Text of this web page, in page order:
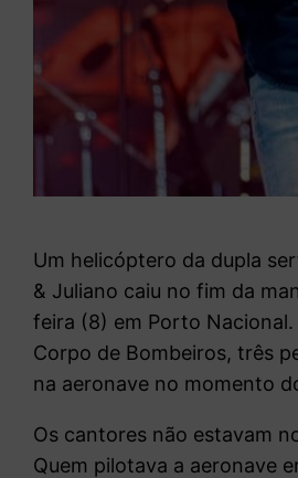
Um helicóptero da dupla
& Juliano caiu no fim da
feira (8) em Porto Nacional
Corpo de Bombeiros, três
na aeronave no momento
Os cantores não estavam
Quem pilotava a aeronave